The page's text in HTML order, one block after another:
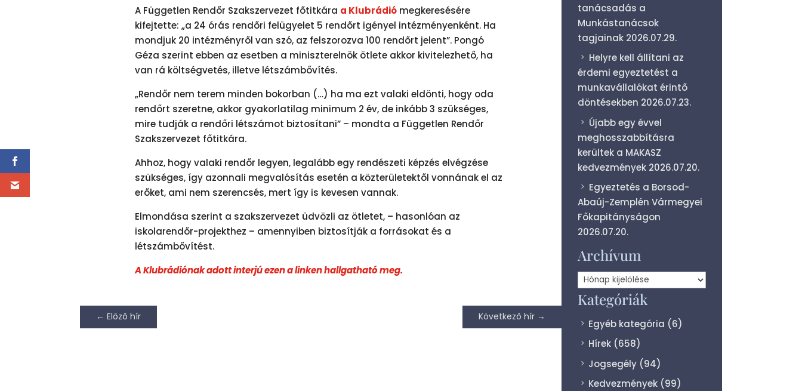
A Független Rendőr Szakszervezet főtitkára a Klubrádiómegkeresésére
kifejtette: „a 24 órás rendőri felügyelet 5 rendőrt igényel intézményenként. Ha
mondjuk 20 intézményről van szó, az felszorozva 100 rendőrt jelent”. Pongó
Géza szerint ebben az esetben a miniszterelnök ötlete akkor kivitelezhető, ha
van rá költségvetés, illetve létszámbővítés.
„Rendőr nem terem minden bokorban (…) ha ma ezt valaki eldönti, hogy oda
rendőrt szeretne, akkor gyakorlatilag minimum 2 év, de inkább 3 szükséges,
mire tudják a rendőri létszámot biztosítani” – mondta a Független Rendőr
Szakszervezet főtitkára.
Ahhoz, hogy valaki rendőr legyen, legalább egy rendészeti képzés elvégzése
szükséges, így azonnali megvalósítás esetén a közterületektől vonnának el az
erőket, ami nem szerencsés, mert így is kevesen vannak.
Elmondása szerint a szakszervezet üdvözli az ötletet, – hasonlóan az
iskolarendőr-projekthez – amennyiben biztosítják a forrásokat és a
létszámbővítést.
A Klubrádiónak adott interjú ezen a linken hallgatható meg.
←Előző hír Következő hír→
tanácsadás a
Munkástanácsok
tagjainak 2026.07.29.
Helyre kell állítani az
érdemi egyeztetést a
munkavállalókat érintő
döntésekben 2026.07.23.
Újabb egy évvel
meghosszabbításra
kerültek a MAKASZ
kedvezmények 2026.07.20.
Egyeztetés a Borsod-
Abaúj-Zemplén Vármegyei
Főkapitányságon
2026.07.20.
Archívum
Archívum
Kategóriák
Egyéb kategória (6)
Hírek(658)
Jogsegély(94)
Kedvezmények(99)